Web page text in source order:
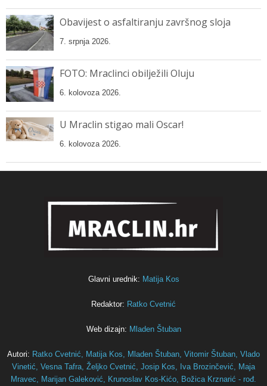
Obavijest o asfaltiranju završnog sloja
7. srpnja 2026.
FOTO: Mraclinci obilježili Oluju
6. kolovoza 2026.
U Mraclin stigao mali Oscar!
6. kolovoza 2026.
Glavni urednik: Matija Kos
Redaktor: Ratko Cvetnić
Web dizajn: Mladen Štuban
Autori: Ratko Cvetnić, Matija Kos, Mladen Štuban, Vitomir Štuban, Vlado
Vinetić, Vesna Tafra, Željko Cvetnić, Josip Kos, Iva Brozinčević,
Maja
Mravec,
Marijan Galeković, Krunoslav Kos-Kićo, Božica Krznarić - rođ.